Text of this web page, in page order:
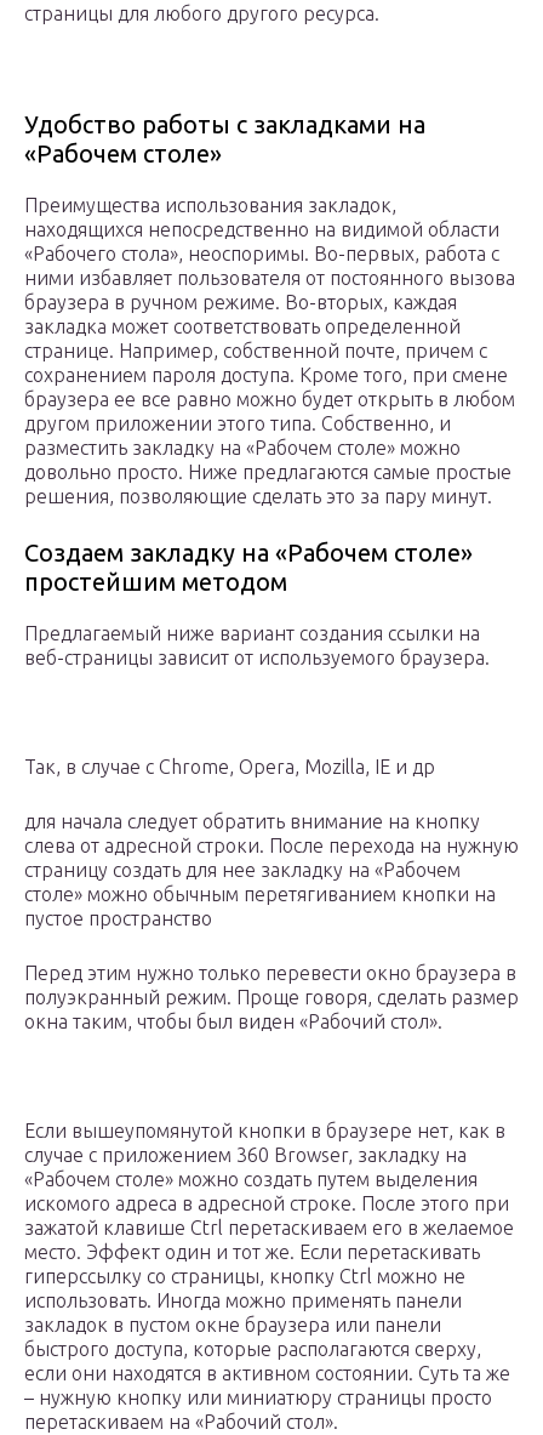
страницы для любого другого ресурса.
Удобство работы с закладками на
«Рабочем столе»
Преимущества использования закладок,
находящихся непосредственно на видимой области
«Рабочего стола», неоспоримы. Во-первых, работа с
ними избавляет пользователя от постоянного вызова
браузера в ручном режиме. Во-вторых, каждая
закладка может соответствовать определенной
странице. Например, собственной почте, причем с
сохранением пароля доступа. Кроме того, при смене
браузера ее все равно можно будет открыть в любом
другом приложении этого типа. Собственно, и
разместить закладку на «Рабочем столе» можно
довольно просто. Ниже предлагаются самые простые
решения, позволяющие сделать это за пару минут.
Создаем закладку на «Рабочем столе»
простейшим методом
Предлагаемый ниже вариант создания ссылки на
веб-страницы зависит от используемого браузера.
Так, в случае с Chrome, Opera, Mozilla, IE и др
для начала следует обратить внимание на кнопку
слева от адресной строки. После перехода на нужную
страницу создать для нее закладку на «Рабочем
столе» можно обычным перетягиванием кнопки на
пустое пространство
Перед этим нужно только перевести окно браузера в
полуэкранный режим. Проще говоря, сделать размер
окна таким, чтобы был виден «Рабочий стол».
Если вышеупомянутой кнопки в браузере нет, как в
случае с приложением 360 Browser, закладку на
«Рабочем столе» можно создать путем выделения
искомого адреса в адресной строке. После этого при
зажатой клавише Ctrl перетаскиваем его в желаемое
место. Эффект один и тот же. Если перетаскивать
гиперссылку со страницы, кнопку Ctrl можно не
использовать. Иногда можно применять панели
закладок в пустом окне браузера или панели
быстрого доступа, которые располагаются сверху,
если они находятся в активном состоянии. Суть та же
– нужную кнопку или миниатюру страницы просто
перетаскиваем на «Рабочий стол».